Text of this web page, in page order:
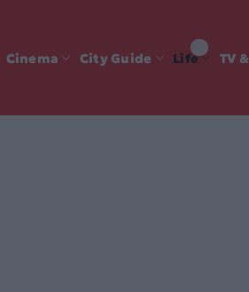
Cinema City Guide Life TV